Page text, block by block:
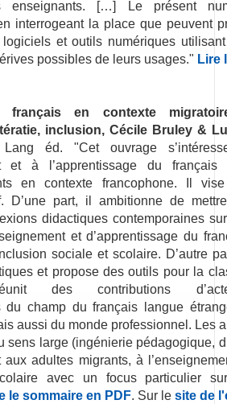
[…] Le présent
interrogeant la place que peuvent
logiciels et outils numériques
possibles de leurs usages." Lire
français en contexte
inclusion, Cécile Bruley &
Lang éd. "Cet ouvrage
et à l’apprentissage du français
en contexte francophone. Il
D’une part, il ambitionne de
didactiques contemporaines
et d’apprentissage du
sociale et scolaire. D’autre
et propose des outils pour la
des contributions
du champ du français langue
aussi du monde professionnel. Les
sens large (ingénierie pédagogique,
aux adultes migrants, à
avec un focus particulier
le sommaire en PDF. Sur le site de